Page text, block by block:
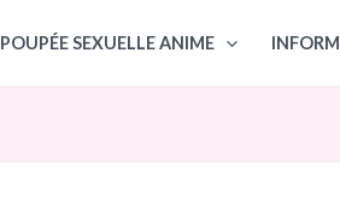
POUPÉE SEXUELLE ANIME